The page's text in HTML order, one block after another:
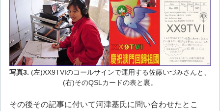
写真3. (左)XX9TVIのコールサインで運用する佐藤いづみさんと、
(右)そのQSLカードの表と裏。
その後その記事に付いて河津基氏に問い合わせたとこ